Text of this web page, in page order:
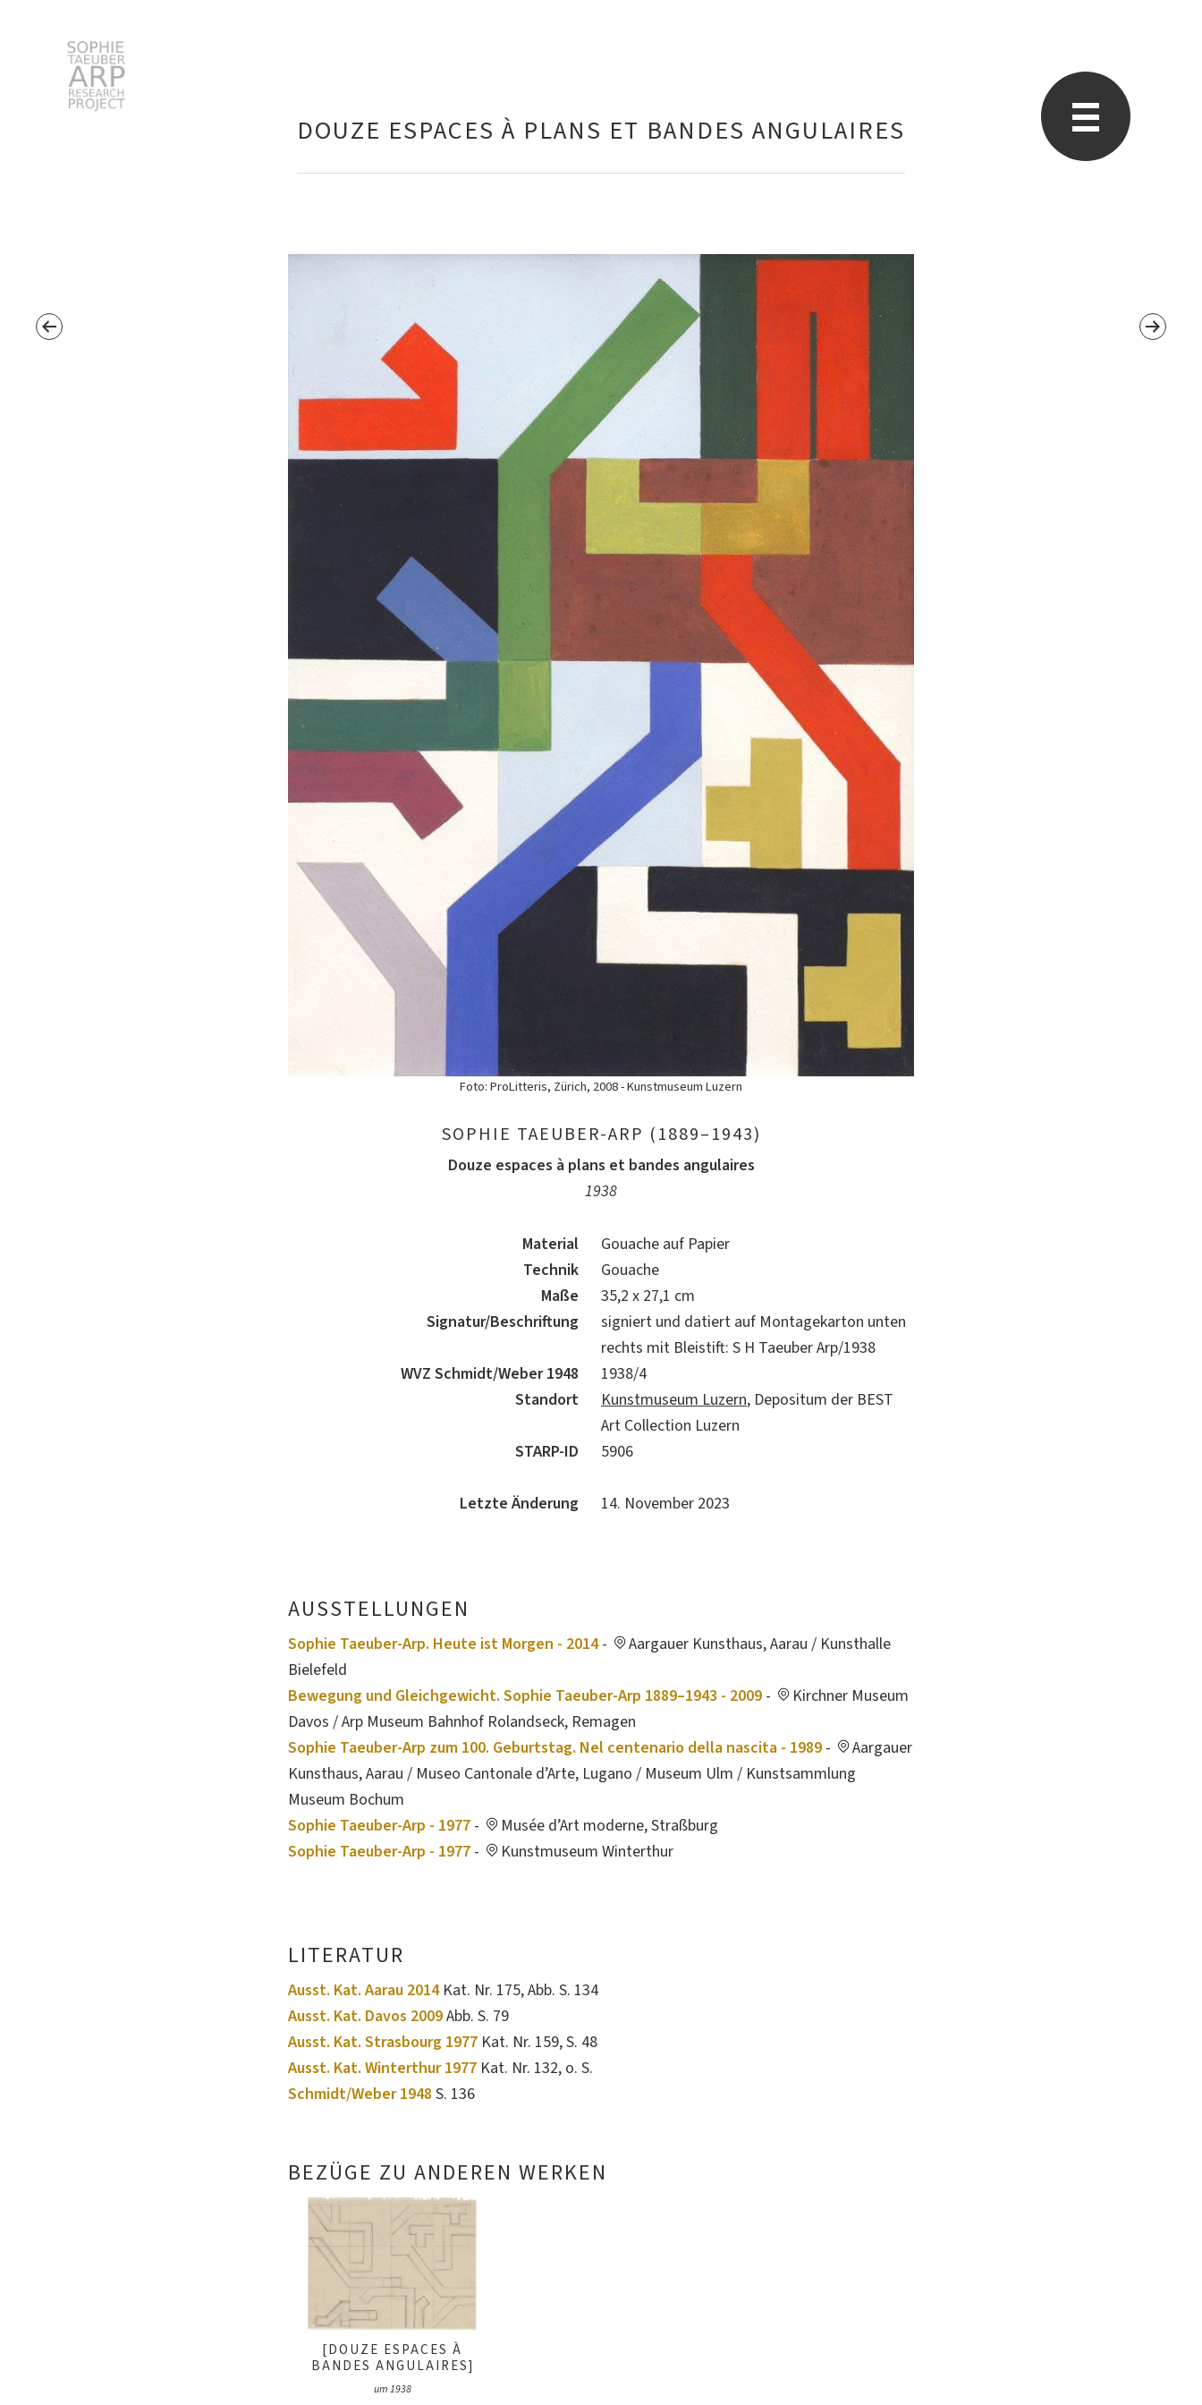
Suchen
DOUZE ESPACES À PLANS ET BANDES ANGULAIRES
Foto: ProLitteris, Zürich, 2008 - Kunstmuseum Luzern
SOPHIE TAEUBER-ARP (1889–1943)
Douze espaces à plans et bandes angulaires
1938
Material
Gouache auf Papier
Technik
Gouache
Maße
35,2 x 27,1 cm
Signatur/Beschriftung
signiert und datiert auf Montagekarton unten
rechts mit Bleistift: S H Taeuber Arp/1938
WVZ Schmidt/Weber 1948
1938/4
Standort
Kunstmuseum Luzern, Depositum der BEST
Art Collection Luzern
STARP-ID
5906
Letzte Änderung 14. November 2023
AUSSTELLUNGEN
Sophie Taeuber-Arp. Heute ist Morgen - 2014-
Aargauer Kunsthaus, Aarau / Kunsthalle
Bielefeld
Bewegung und Gleichgewicht. Sophie Taeuber-Arp 1889–1943 - 2009 -
Kirchner Museum
Davos / Arp Museum Bahnhof Rolandseck, Remagen
Sophie Taeuber-Arp zum 100. Geburtstag. Nel centenario della nascita - 1989 -
Aargauer
Kunsthaus, Aarau / Museo Cantonale d’Arte, Lugano / Museum Ulm / Kunstsammlung
Museum Bochum
Sophie Taeuber-Arp - 1977 -
Musée d’Art moderne, Straßburg
Sophie Taeuber-Arp - 1977 - Kunstmuseum Winterthur
LITERATUR
Ausst. Kat. Aarau 2014Kat. Nr. 175, Abb. S. 134
Ausst. Kat. Davos 2009Abb. S. 79
Ausst. Kat. Strasbourg 1977 Kat. Nr. 159, S. 48
Ausst. Kat. Winterthur 1977 Kat. Nr. 132, o. S.
Schmidt/Weber 1948 S. 136
BEZÜGE ZU ANDEREN WERKEN
[DOUZE ESPACES À
BANDES ANGULAIRES]
um 1938